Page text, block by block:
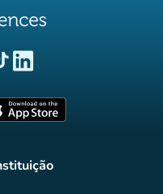
separador)
(novo separador)
separador)
separador)